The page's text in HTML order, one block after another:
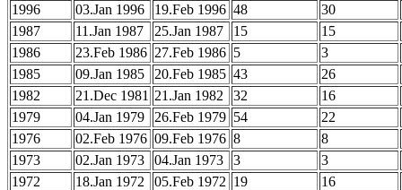
1996
03.Jan 1996 19.Feb 1996 48
30
1987
11.Jan 1987 25.Jan 1987 15
15
1986
23.Feb 1986 27.Feb 1986 5
3
1985
09.Jan 1985 20.Feb 1985 43
26
1982
21.Dec 1981 21.Jan 1982 32
16
1979
04.Jan 1979 26.Feb 1979 54
22
1976
02.Feb 1976 09.Feb 1976 8
8
1973
02.Jan 1973 04.Jan 1973 3
3
1972
18.Jan 1972 05.Feb 1972 19
16